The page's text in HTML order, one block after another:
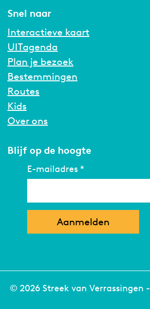
Snel naar
Interactieve kaart
UITagenda
Plan je bezoek
Bestemmingen
Routes
Kids
Over ons
Blijf op de hoogte
E-mailadres*
© 2026 Streek van Verrassingen -